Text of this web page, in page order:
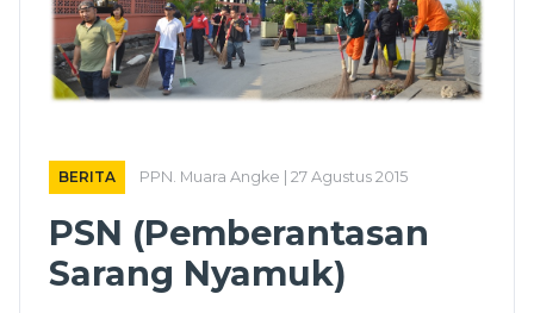
BERITA PPN. Muara Angke | 27 Agustus 2015
PSN (Pemberantasan
Sarang Nyamuk)